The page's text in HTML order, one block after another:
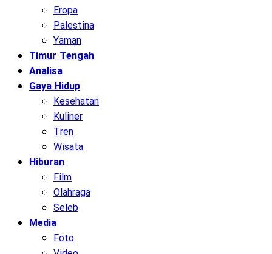
Eropa
Palestina
Yaman
Timur Tengah
Analisa
Gaya Hidup
Kesehatan
Kuliner
Tren
Wisata
Hiburan
Film
Olahraga
Seleb
Media
Foto